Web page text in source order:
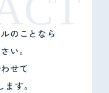
のことなら
い。
せて
す。